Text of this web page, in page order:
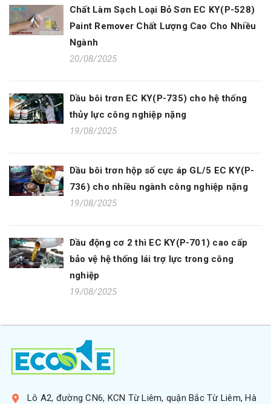
Chất Làm Sạch Loại Bỏ Sơn EC KY(P-528)
Paint Remover Chất Lượng Cao Cho Nhiều
Ngành
20/08/2025
Dầu bôi trơn EC KY(P-735) cho hệ thống
thủy lực công nghiệp nặng
19/08/2025
Dầu bôi trơn hộp số cực áp GL/5 EC KY(P-
736) cho nhiều ngành công nghiệp nặng
19/08/2025
Dầu động cơ 2 thì EC KY(P-701) cao cấp
bảo vệ hệ thống lái trợ lực trong công
nghiệp
19/08/2025
Lô A2, đường CN6, KCN Từ Liêm, quận Bắc Từ Liêm, Hà